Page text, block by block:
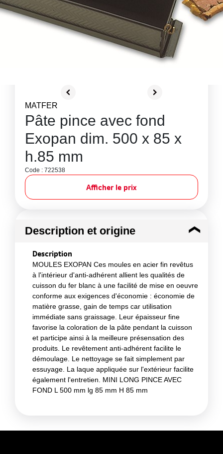
MATFER
Pâte pince avec fond
Exopan dim. 500 x 85 x
h.85 mm
Code : 722538
Afficher le prix
Description et origine
Description
MOULES EXOPAN Ces moules en acier fin revêtus
à l'intérieur d'anti-adhérent allient les qualités de
cuisson du fer blanc à une facilité de mise en oeuvre
conforme aux exigences d'économie : économie de
matière grasse, gain de temps car utilisation
immédiate sans graissage. Leur épaisseur fine
favorise la coloration de la pâte pendant la cuisson
et participe ainsi à la meilleure présensation des
produits. Le revêtement anti-adhérent facilite le
démoulage. Le nettoyage se fait simplement par
essuyage. La laque appliquée sur l'extérieur facilite
également l'entretien. MINI LONG PINCE AVEC
FOND L 500 mm lg 85 mm H 85 mm